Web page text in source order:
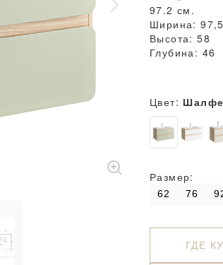
97.2 см.
Ширина: 97,5
Высота: 58
Глубина: 46
Цвет:
Размер:
62 76
ГДЕ